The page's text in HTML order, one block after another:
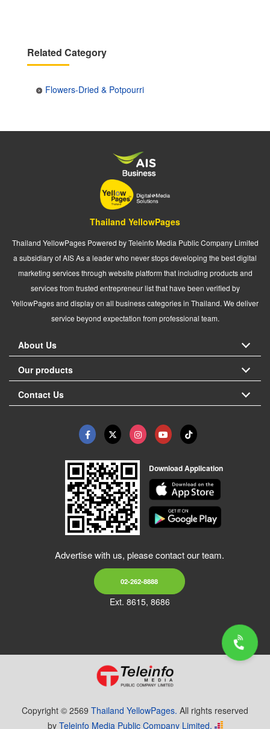
Related Category
Flowers-Dried & Potpourri
Thailand YellowPages
Thailand YellowPages Powered by Teleinfo Media Public Company Limited
a subsidiary of AIS As a leader who never stops developing the best digital
marketing services through website platform that including products and
services from trusted entrepreneur list that have been verified by
YellowPages and display on all business categories in Thailand. We deliver
service beyond expectation from professional team.
About Us
Our products
Contact Us
Download Application
Advertise with us, please contact our team.
02-262-8888
Ext. 8615, 8686
Copyright © 2569 Thailand YellowPages. All rights reserved
by Teleinfo Media Public Company Limited.